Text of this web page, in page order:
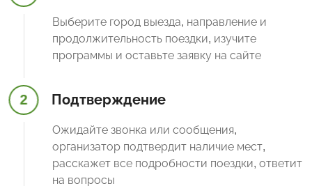
Выберите город выезда, направление и
продолжительность поездки, изучите
программы и оставьте заявку на сайте
2 Подтверждение
Ожидайте звонка или сообщения,
организатор подтвердит наличие мест,
расскажет все подробности поездки, ответит
на вопросы